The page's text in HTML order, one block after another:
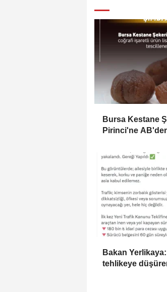
Bursa Kestane
Pirinci'ne
Bakan
tehlikeye